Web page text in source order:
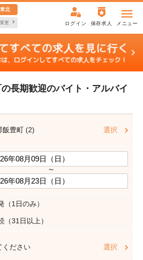
東北
変更 ログイン 保存求人 メニュー
長期歓迎のバイト・アルバイ
飯豊町 (2) 選択
〜
（1日のみ）
（31日以上）
ください 選択